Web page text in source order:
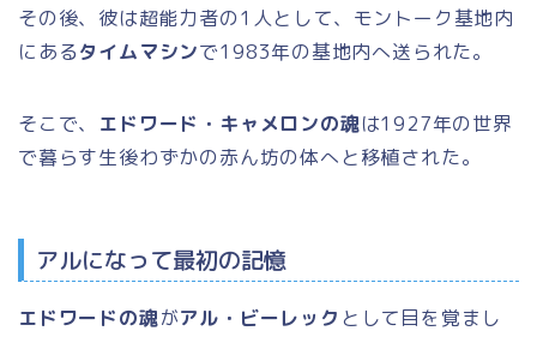
その後、彼は超能力者の1人として、モントーク基地内
にあるタイムマシンで1983年の基地内へ送られた。
そこで、 エドワード・キャメロンの魂は1927年の世界
で暮らす生後わずかの赤ん坊の体へと移植された。
アルになって最初の記憶
エドワードの魂がアル・ビーレック として目を覚まし